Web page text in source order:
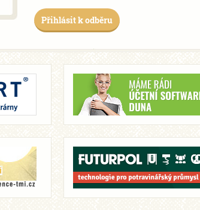
Přihlásit k odběru